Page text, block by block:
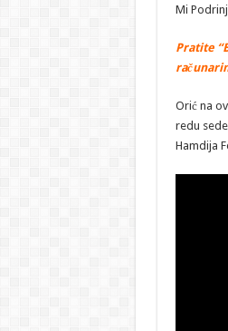
Mi
Pratite
Orić na
redu
Hamdija